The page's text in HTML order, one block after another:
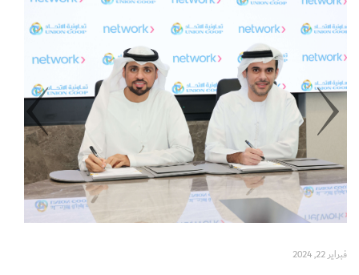
فبراير 22, 2024
Set Youtube Channel ID